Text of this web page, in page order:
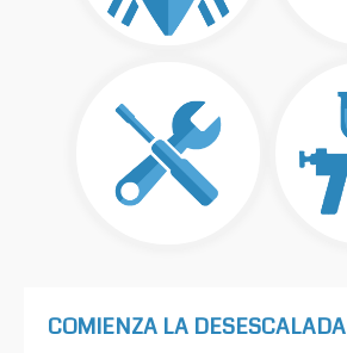
COMIENZA LA DESESCALADA